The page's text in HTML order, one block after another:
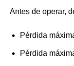
Antes de operar,
Pérdida
Pérdida